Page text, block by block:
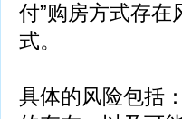
付”购房方式存
式。
具体的风险包括